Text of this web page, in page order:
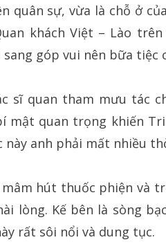
quân sự, vừa là chỗ ở
khách Việt – Lào
sang góp vui nên bữa tiệc
sĩ quan tham mưu tác
mật quan trọng khiến
anh phải mất nhiều
hút thuốc phiện và
lòng. Kế bên là sòng
rất sôi nổi và dung tục.